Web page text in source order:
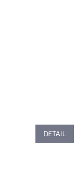
DETAIL